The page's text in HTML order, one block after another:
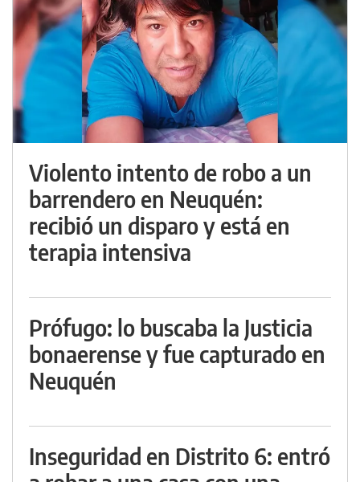
Violento intento de robo a un
barrendero en Neuquén:
recibió un disparo y está en
terapia intensiva
Prófugo: lo buscaba la Justicia
bonaerense y fue capturado en
Neuquén
Inseguridad en Distrito 6: entró